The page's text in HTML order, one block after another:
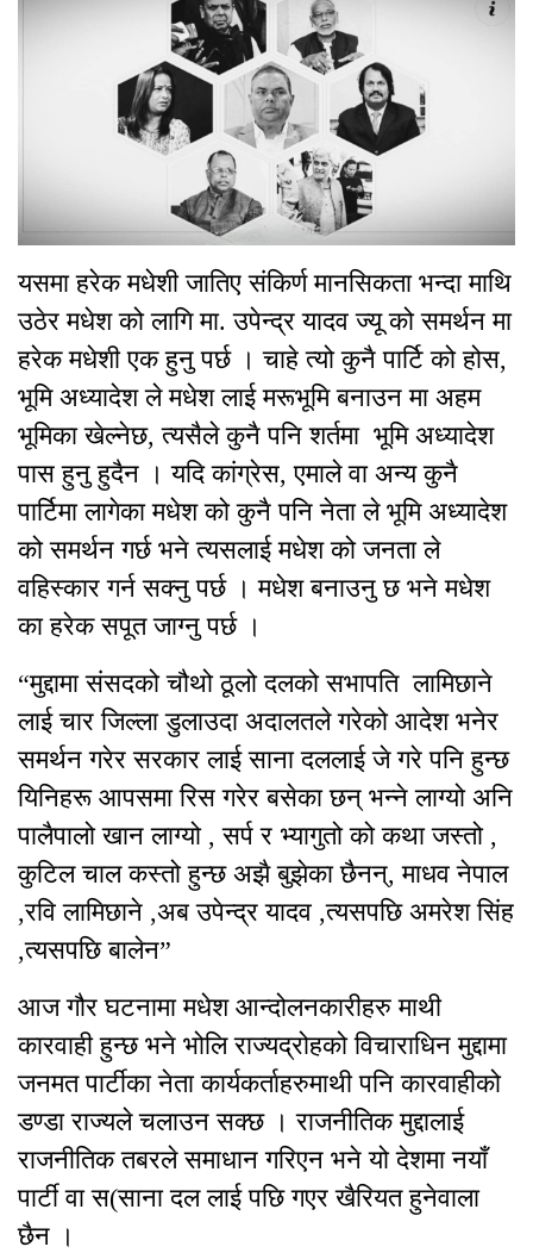
यसमा हरेक मधेशी जातिए संकिर्ण मानसिकता भन्दा माथि
उठेर मधेश को लागि मा. उपेन्द्र यादव ज्यू को समर्थन मा
हरेक मधेशी एक हुनु पर्छ । चाहे त्यो कुनै पार्टि को होस,
भूमि अध्यादेश ले मधेश लाई मरूभूमि बनाउन मा अहम
भूमिका खेल्नेछ, त्यसैले कुनै पनि शर्तमा भूमि अध्यादेश
पास हुनु हुदैन । यदि कांग्रेस, एमाले वा अन्य कुनै
पार्टिमा लागेका मधेश को कुनै पनि नेता ले भूमि अध्यादेश
को समर्थन गर्छ भने त्यसलाई मधेश को जनता ले
वहिस्कार गर्न सक्नु पर्छ । मधेश बनाउनु छ भने मधेश
का हरेक सपूत जाग्नु पर्छ ।
“मुद्दामा संसदको चौथो ठूलो दलको सभापति लामिछाने
लाई चार जिल्ला डुलाउदा अदालतले गरेको आदेश भनेर
समर्थन गरेर सरकार लाई साना दललाई जे गरे पनि हुन्छ
यिनिहरू आपसमा रिस गरेर बसेका छन् भन्ने लाग्यो अनि
पालैपालो खान लाग्यो , सर्प र भ्यागुतो को कथा जस्तो ,
कुटिल चाल कस्तो हुन्छ अझै बुझेका छैनन्, माधव नेपाल
,रवि लामिछाने ,अब उपेन्द्र यादव ,त्यसपछि अमरेश सिंह
,त्यसपछि बालेन”
आज गौर घटनामा मधेश आन्दोलनकारीहरु माथी
कारवाही हुन्छ भने भोलि राज्यद्रोहको विचाराधिन मुद्दामा
जनमत पार्टीका नेता कार्यकर्ताहरुमाथी पनि कारवाहीको
डण्डा राज्यले चलाउन सक्छ । राजनीतिक मुद्दालाई
राजनीतिक तबरले समाधान गरिएन भने यो देशमा नयाँ
पार्टी वा स(साना दल लाई पछि गएर खैरियत हुनेवाला
छैन ।